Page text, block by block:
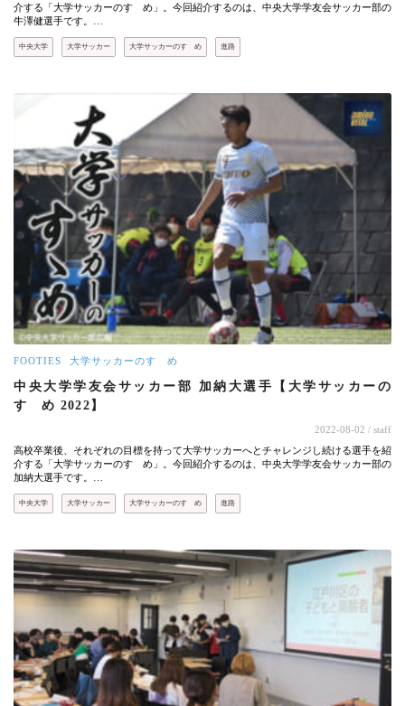
介する「大学サッカーのすゝめ」。今回紹介するのは、中央大学学友会サッカー部の
牛澤健選手です。…
中央大学 大学サッカー 大学サッカーのすゝめ 進路
FOOTIES 大学サッカーのすゝめ
中央大学学友会サッカー部 加納大選手【大学サッカーの
すゝめ 2022】
2022-08-02 / staff
高校卒業後、それぞれの目標を持って大学サッカーへとチャレンジし続ける選手を紹
介する「大学サッカーのすゝめ」。今回紹介するのは、中央大学学友会サッカー部の
加納大選手です。…
中央大学 大学サッカー 大学サッカーのすゝめ 進路